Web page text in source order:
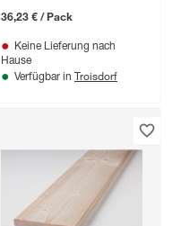
36,23 € / Pack
Keine Lieferung nach
Hause
Verfügbar in Troisdorf